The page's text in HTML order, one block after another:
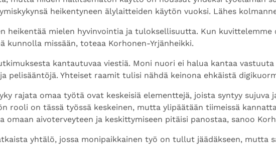
heikentyneen älylaitteiden käytön vuoksi. Lähes
heikentää mielen hyvinvointia ja tuloksellisuutta. Kun kuvittelemme
kunnolla missään, toteaa Korhonen-Yrjänheikki.
kantautuvaa viestiä. Moni nuori ei halua kantaa vastuuta
pelisääntöjä. Yhteiset raamit tulisi nähdä keinona ehkäistä
rajata omaa työtä ovat keskeisiä elementtejä, joista syntyy sujuva
rooli on tässä työssä keskeinen, mutta ylipäätään tiimeissä
aivoterveyteen ja keskittymiseen pitäisi panostaa, sanoo
yhtälö, jossa monipaikkainen työ on tullut jäädäkseen, mutta